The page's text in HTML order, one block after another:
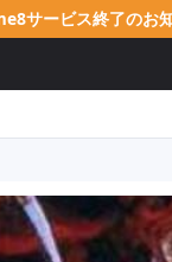
サービス終了のお